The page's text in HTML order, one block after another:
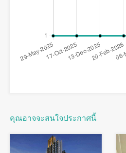
คุณอาจจะสนใจประกาศนี้